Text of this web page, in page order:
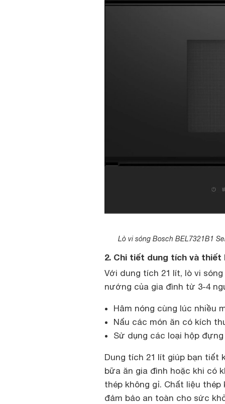
Lò vi sóng Bosch BEL7321B1
2. Chi tiết dung tích và thiết
Với dung tích 21 lít, lò vi
nướng của gia đình từ 3-4
Hâm nóng cùng lúc nhiều
Nấu các món ăn có kích
Sử dụng các loại hộp
Dung tích 21 lít giúp bạn tiết
bữa ăn gia đình hoặc khi có
thép không gỉ. Chất liệu
đảm bảo an toàn cho sức